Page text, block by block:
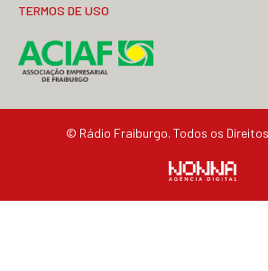
TERMOS DE USO
© Rádio Fraiburgo. Todos os